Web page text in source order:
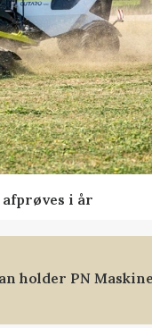
i år
holder PN